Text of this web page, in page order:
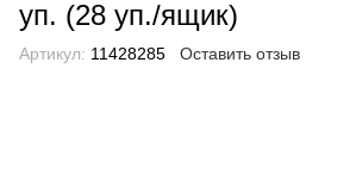
уп. (28 уп./ящик)
Артикул: 11428285 Оставить отзыв